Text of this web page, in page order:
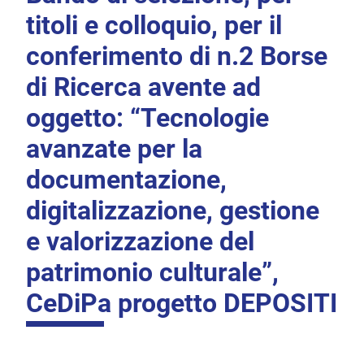
titoli e colloquio, per il
conferimento di n.2 Borse
di Ricerca avente ad
oggetto: “Tecnologie
avanzate per la
documentazione,
digitalizzazione, gestione
e valorizzazione del
patrimonio culturale”,
CeDiPa progetto DEPOSITI